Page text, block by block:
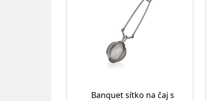
Banquet sítko na čaj s